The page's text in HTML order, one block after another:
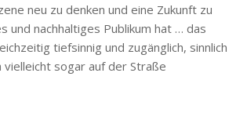
neu zu denken und eine Zukunft zu
und nachhaltiges Publikum hat … das
tiefsinnig und zugänglich, sinnlich
sogar auf der Straße